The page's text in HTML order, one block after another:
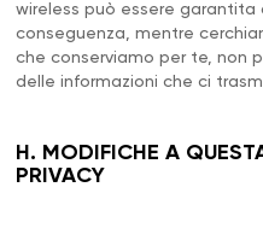
wireless può essere
conseguenza, mentre
che conserviamo per te, non
delle informazioni che ci
H. MODIFICHE A
PRIVACY